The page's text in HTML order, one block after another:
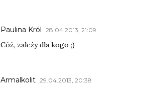
Paulina Król 28.04.2013, 21:09
Cóż, zależy dla kogo ;)
Armalkolit 29.04.2013, 20:38